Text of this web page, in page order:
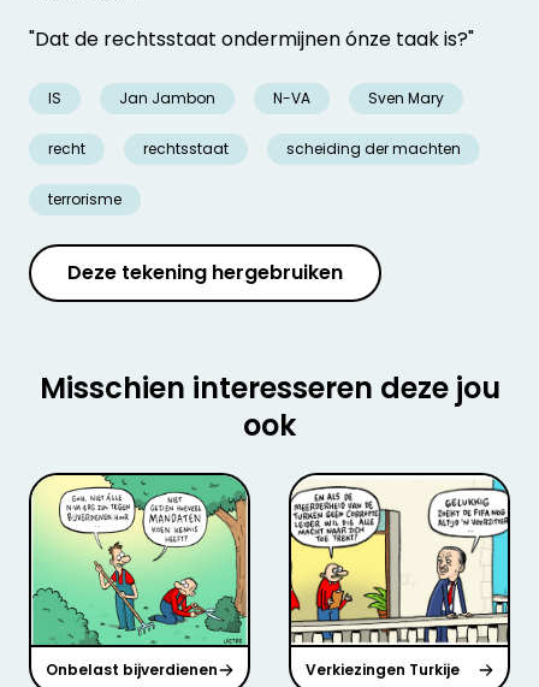
"Dat de rechtsstaat ondermijnen ónze taak is?"
IS Jan Jambon N-VA Sven Mary
recht rechtsstaat scheiding der machten
terrorisme
Deze tekening hergebruiken
Misschien interesseren deze jou
ook
Onbelast bijverdienen Verkiezingen Turkije